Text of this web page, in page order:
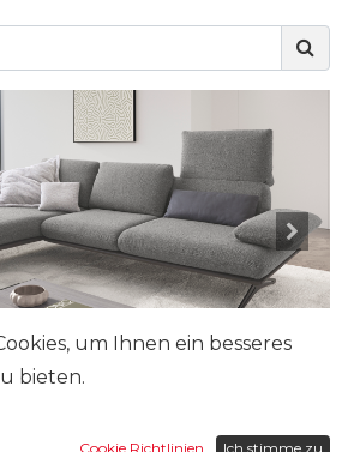
um Ihnen ein besseres
bieten.
Cookie Richtlinien Ich stimme zu